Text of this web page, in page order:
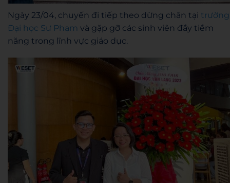
Ngày 23/04, chuyến đi tiếp theo dừng chân tại trường
Đại học Sư Phạm và gặp gỡ các sinh viên đầy tiềm
năng trong lĩnh vực giáo dục.